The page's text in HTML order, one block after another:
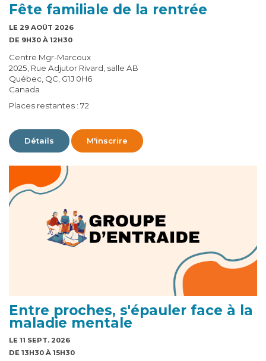
Fête familiale de la rentrée
LE 29 AOÛT 2026
DE 9H30 À 12H30
Centre Mgr-Marcoux
2025, Rue Adjutor Rivard, salle AB
Québec, QC, G1J 0H6
Canada
Places restantes : 72
Détails M'inscrire
Entre proches, s'épauler face à la
maladie mentale
LE 11 SEPT. 2026
DE 13H30 À 15H30